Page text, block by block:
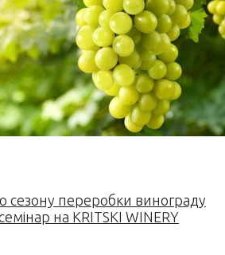
сезону переробки винограду
на KRITSKI WINERY